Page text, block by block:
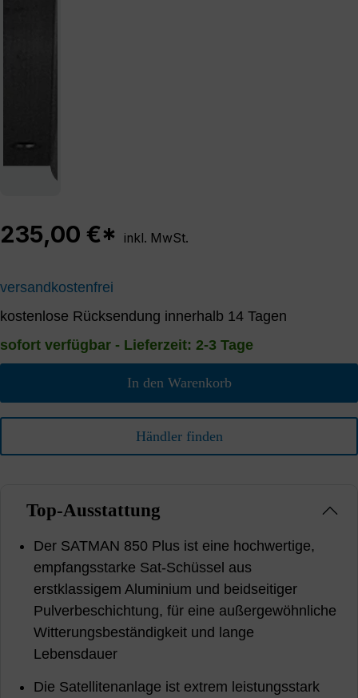
235,00 €* inkl. MwSt.
versandkostenfrei
kostenlose Rücksendung innerhalb 14 Tagen
sofort verfügbar - Lieferzeit: 2-3 Tage
In den Warenkorb
Händler finden
Top-Ausstattung
Der SATMAN 850 Plus ist eine hochwertige,
empfangsstarke Sat-Schüssel aus
erstklassigem Aluminium und beidseitiger
Pulverbeschichtung, für eine außergewöhnliche
Witterungsbeständigkeit und lange
Lebensdauer
Die Satellitenanlage ist extrem leistungsstark